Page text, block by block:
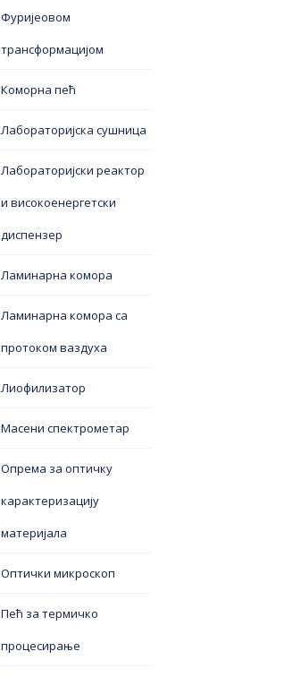
Фуријеовом
трансформацијом
Коморна пећ
Лабораторијска сушница
Лабораторијски реактор
и високоенергетски
диспензер
Ламинарна комора
Ламинарна комора са
протоком ваздуха
Лиофилизатор
Масени спектрометар
Опрема за оптичку
карактеризацију
материјала
Оптички микроскоп
Пећ за термичко
процесирање